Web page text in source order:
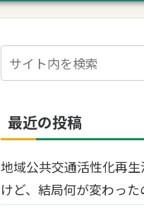
最近の投稿
地域公共交通活性化再
けど、結局何が変わっ